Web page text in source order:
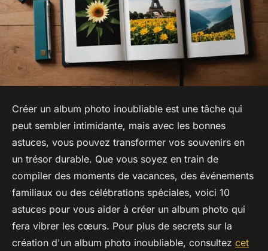
Créer un album photo inoubliable est une tâche qui
peut sembler intimidante, mais avec les bonnes
astuces, vous pouvez transformer vos souvenirs en
un trésor durable. Que vous soyez en train de
compiler des moments de vacances, des événements
familiaux ou des célébrations spéciales, voici 10
astuces pour vous aider à créer un album photo qui
fera vibrer les cœurs. Pour plus de secrets sur la
création d'un album photo inoubliable, consultez cet